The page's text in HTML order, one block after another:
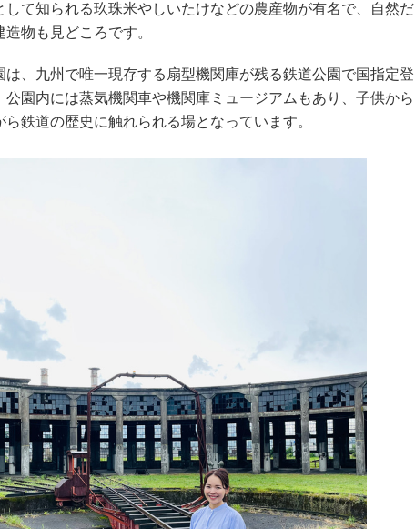
て知られる玖珠米やしいたけなどの農産物が有名で、自然だ
物も見どころです。
、九州で唯一現存する扇型機関庫が残る鉄道公園で国指定登
公園内には蒸気機関車や機関庫ミュージアムもあり、子供から
鉄道の歴史に触れられる場となっています。